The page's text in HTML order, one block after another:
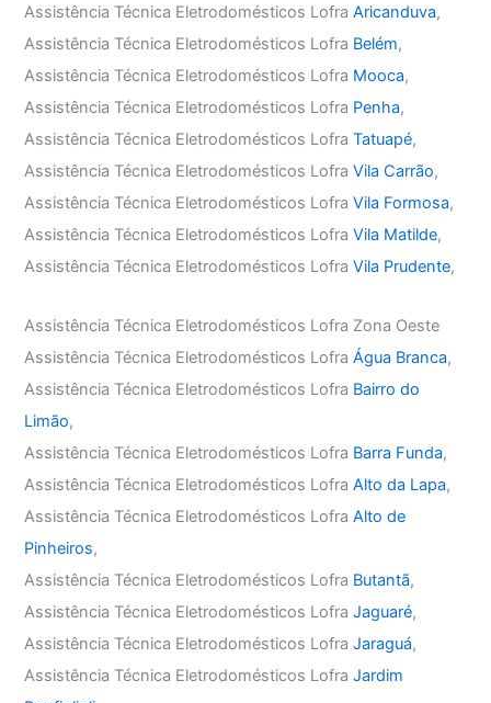
Assistência Técnica Eletrodomésticos LofraAricanduva,
Assistência Técnica Eletrodomésticos Lofra Belém,
Assistência Técnica Eletrodomésticos Lofra Mooca,
Assistência Técnica Eletrodomésticos Lofra Penha,
Assistência Técnica Eletrodomésticos LofraTatuapé,
Assistência Técnica Eletrodomésticos LofraVila Carrão,
Assistência Técnica Eletrodomésticos LofraVila Formosa,
Assistência Técnica Eletrodomésticos LofraVila Matilde,
Assistência Técnica Eletrodomésticos LofraVila Prudente,
Assistência Técnica Eletrodomésticos Lofra Zona Oeste
Assistência Técnica Eletrodomésticos LofraÁgua Branca,
Assistência Técnica Eletrodomésticos Lofra Bairro do
Limão,
Assistência Técnica Eletrodomésticos Lofra Barra Funda,
Assistência Técnica Eletrodomésticos LofraAlto da Lapa,
Assistência Técnica Eletrodomésticos LofraAlto de
Pinheiros,
Assistência Técnica Eletrodomésticos Lofra Butantã,
Assistência Técnica Eletrodomésticos LofraJaguaré,
Assistência Técnica Eletrodomésticos LofraJaraguá,
Assistência Técnica Eletrodomésticos LofraJardim